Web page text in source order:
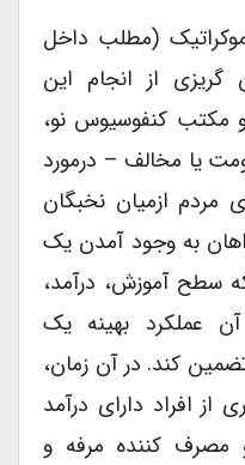
(مطلب داخل
گریزی از انجام این
مکتب کنفوسیوس نو،
یا مخالف – درمورد
ازمیان نخبگان
به وجود آمدن یک
آموزش، درآمد،
عملکرد بهینه یک
کند. در آن زمان،
افراد دارای درآمد
کننده مرفه و